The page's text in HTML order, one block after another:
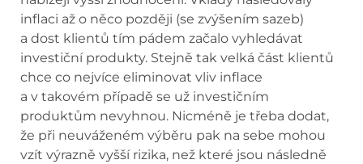
inflaci až o něco později (se zvýšením sazeb)
a dost klientů tím pádem začalo vyhledávat
investiční produkty. Stejně tak velká část klientů
chce co nejvíce eliminovat vliv inflace
a v takovém případě se už investičním
produktům nevyhnou. Nicméně je třeba dodat,
že při neuváženém výběru pak na sebe mohou
vzít výrazně vyšší rizika, než které jsou následně